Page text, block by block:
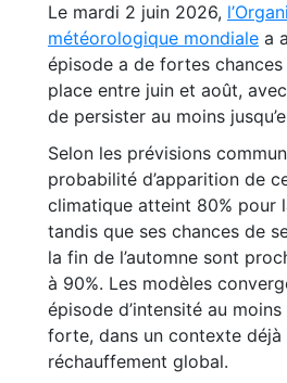
Le mardi 2 juin 2026,
météorologique mondiale a
épisode a de fortes
place entre juin et août,
de persister au moins
Selon les prévisions
probabilité d’apparition de
climatique atteint 80% pour
tandis que ses chances de
la fin de l’automne sont
à 90%. Les modèles
épisode d’intensité au
forte, dans un contexte déjà
réchauffement global.